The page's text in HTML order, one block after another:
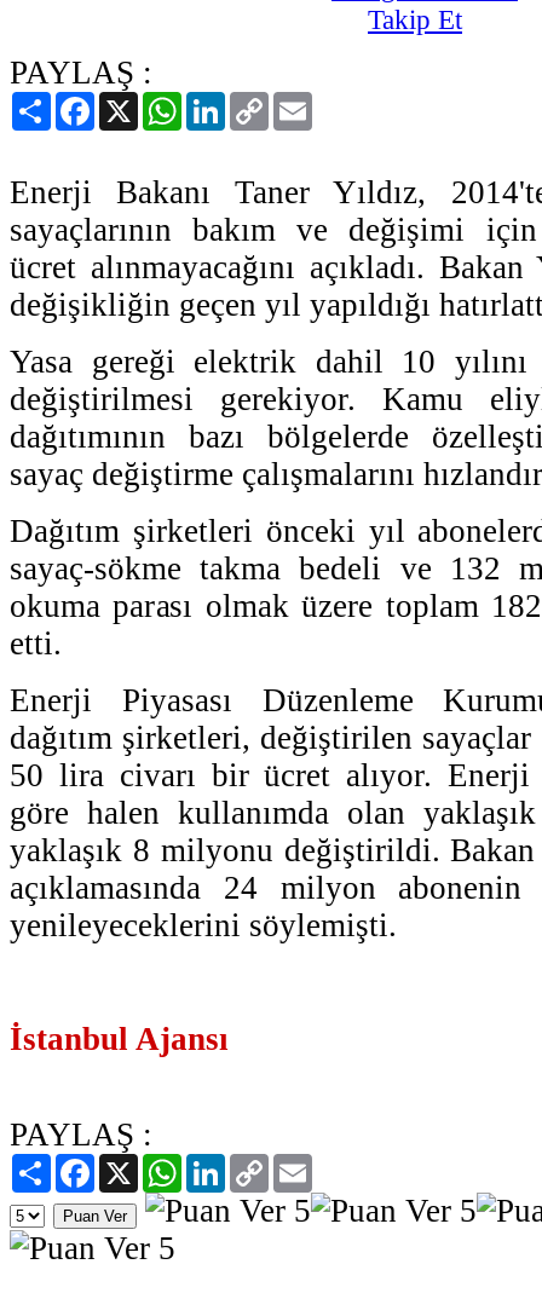
PAYLAŞ :
PaylaşFacebook
X WhatsAppLinkedIn
Copy
Link
Enerji Bakanı Taner Yıldız,
sayaçlarının bakım ve değişimi
ücret alınmayacağını açıkladı.
değişikliğin geçen yıl yapıldığı
Yasa gereği elektrik dahil 10 yılını
değiştirilmesi gerekiyor. Kamu
dağıtımının bazı bölgelerde
sayaç değiştirme çalışmalarını
Dağıtım şirketleri önceki yıl
sayaç-sökme takma bedeli ve 132
okuma parası olmak üzere toplam
etti.
Enerji Piyasası Düzenleme
dağıtım şirketleri, değiştirilen
50 lira civarı bir ücret alıyor. Enerji
göre halen kullanımda olan
yaklaşık 8 milyonu değiştirildi. Bakan
açıklamasında 24 milyon abonenin
yenileyeceklerini söylemişti.
İstanbul Ajansı
PAYLAŞ :
PaylaşFacebook
X WhatsAppLinkedIn
Copy
Link